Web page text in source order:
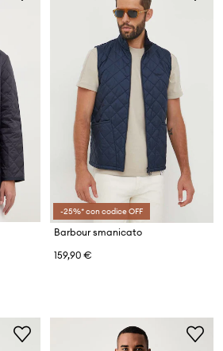
-25%* con codice OFF
Barbour smanicato
159,90 €